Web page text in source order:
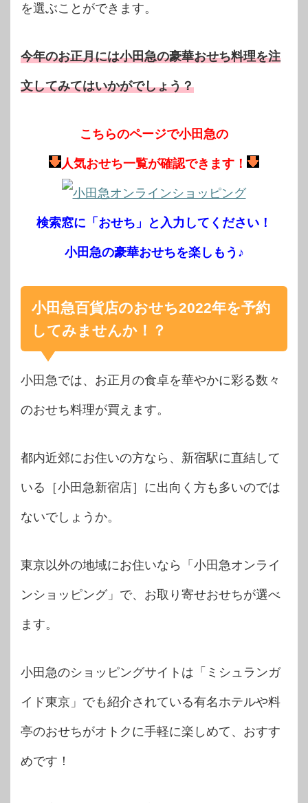
を選ぶことができます。
今年のお正月には小田急の豪華おせち料理を注
文してみてはいかがでしょう？
こちらのページで小田急の
人気おせち一覧が確認できます！
検索窓に「おせち」と入力してください！
小田急の豪華おせちを楽しもう♪
小田急百貨店のおせち2022年を予約
してみませんか！？
小田急では、お正月の食卓を華やかに彩る数々
のおせち料理が買えます。
都内近郊にお住いの方なら、新宿駅に直結して
いる［小田急新宿店］に出向く方も多いのでは
ないでしょうか。
東京以外の地域にお住いなら「小田急オンライ
ンショッピング」で、お取り寄せおせちが選べ
ます。
小田急のショッピングサイトは「ミシュランガ
イド東京」でも紹介されている有名ホテルや料
亭のおせちがオトクに手軽に楽しめて、おすす
めです！